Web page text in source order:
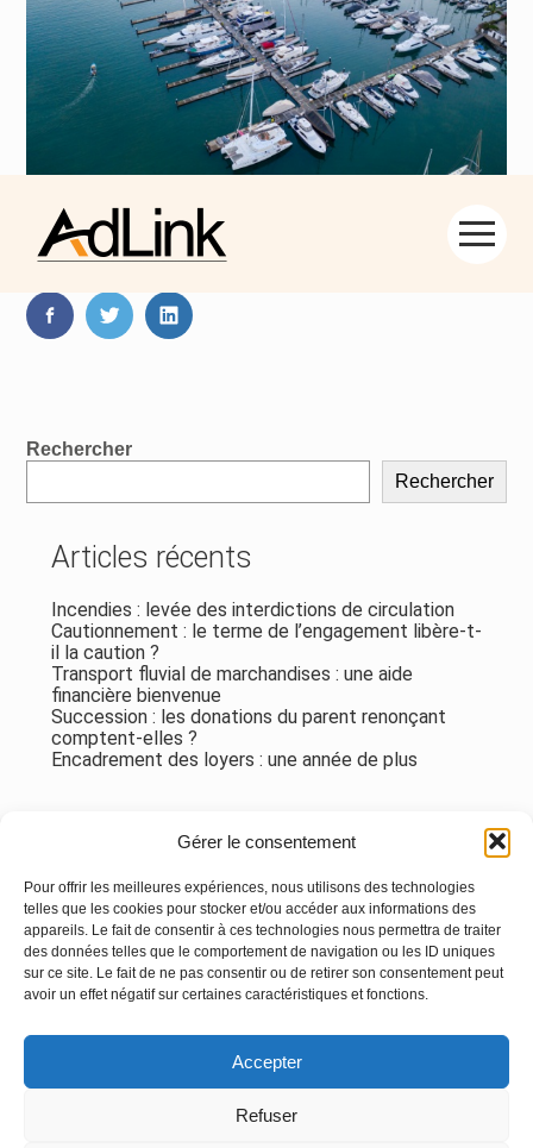
Gérer le consentement
Pour offrir les meilleures expériences, nous utilisons des technologies
telles que les cookies pour stocker et/ou accéder aux informations des
appareils. Le fait de consentir à ces technologies nous permettra de traiter
des données telles que le comportement de navigation ou les ID uniques
sur ce site. Le fait de ne pas consentir ou de retirer son consentement peut
avoir un effet négatif sur certaines caractéristiques et fonctions.
Accepter
Refuser
Aller
au
Partager :
FaceBookTwitterLinkedIn
Blog
Rechercher
Rechercher
Articles récents
Incendies : levée des interdictions de circulation
Cautionnement : le terme de l’engagement libère-t-
il la caution ?
Transport fluvial de marchandises : une aide
financière bienvenue
Succession : les donations du parent renonçant
comptent-elles ?
Encadrement des loyers : une année de plus
Aucun commentaire à afficher.
Principale
Linkedin Instagram